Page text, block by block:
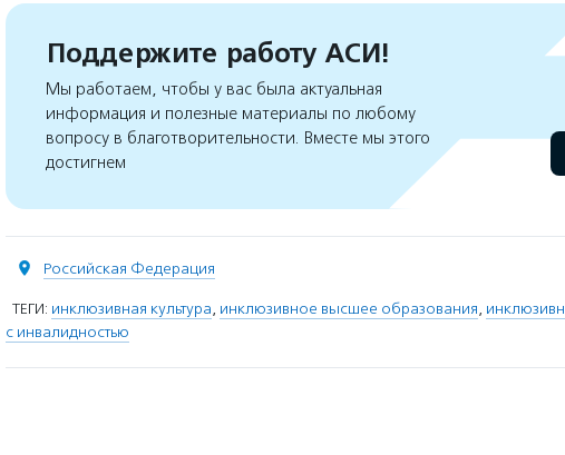
Поддержите работу АСИ!
Мы работаем, чтобы у вас была актуальная
информация и полезные материалы по любому
вопросу в благотворительности. Вместе мы этого
достигнем
Российская Федерация
ТЕГИ: инклюзивная культура, инклюзивное высшее образования,
с инвалидностью